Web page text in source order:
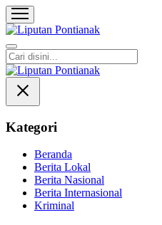
Liputan Pontianak
Berita Terkini dan TerUpdate
Kategori
Beranda
Berita Lokal
Berita Nasional
Berita Internasional
Kriminal